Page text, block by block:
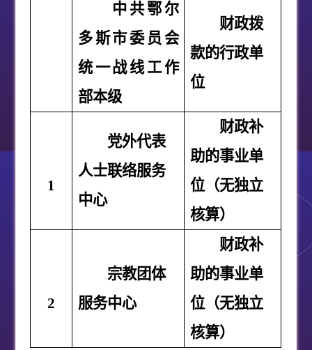
中共鄂尔
多斯市委员会
统一战线工作
部本级
财政拨
款的行政单
位
1
党外代表
人士联络服务
中心
财政补
助的事业单
位（无独立
核算）
2
宗教团体
服务中心
财政补
助的事业单
位（无独立
核算）